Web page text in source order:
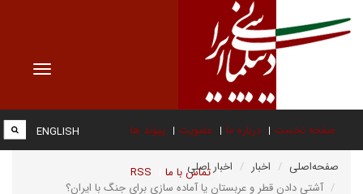
Toggle
صفحه نخست درباره ما عضویت پیوند ها
تماس با ما RSS
ENGLISH
صفحه‌اصلی اخبار
اخبار اصلی
آشتی دادن قطر و عربستان یا آماده سازی برای جنگ با ایران؟